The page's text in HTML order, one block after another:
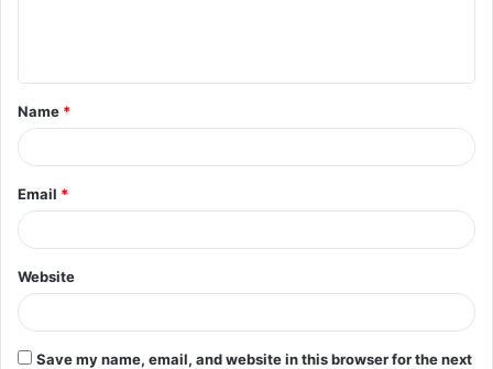
t
*
Name *
Email *
Website
Save my name, email, and website in this browser for the next